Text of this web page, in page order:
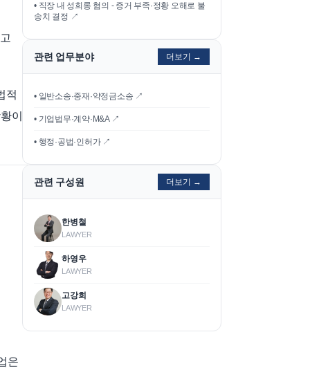
적
이
은
• 직장 내 성희롱 혐의 - 증거 부족·정황 오해로 불
송치 결정 ↗
관련 업무분야 더보기 →
• 일반소송·중재·약정금소송 ↗
• 기업법무·계약·M&A ↗
• 행정·공법·인허가 ↗
관련 구성원 더보기 →
한병철
LAWYER
하영우
LAWYER
고강희
LAWYER